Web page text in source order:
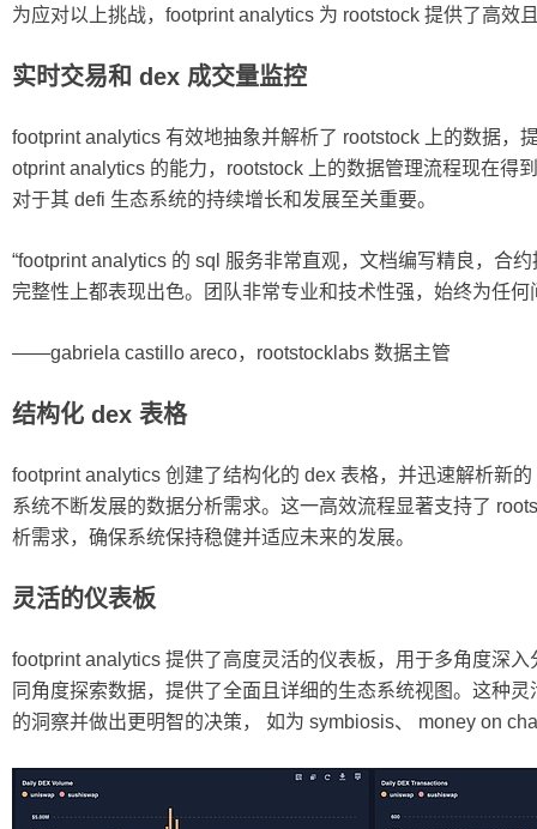
为应对以上挑战，footprint analytics 为 rootstock 提供了高效
实时交易和 dex 成交量监控
footprint analytics 有效地抽象并解析了 rootstock 上的数据，
otprint analytics 的能力，rootstock 上的数据管理流程现在得
对于其 defi 生态系统的持续增长和发展至关重要。
“footprint analytics 的 sql 服务非常直观，文档编写精良，合
完整性上都表现出色。团队非常专业和技术性强，始终为任
——gabriela castillo areco，rootstocklabs 数据主管
结构化 dex 表格
footprint analytics 创建了结构化的 dex 表格，并迅速解析新
系统不断发展的数据分析需求。这一高效流程显著支持了
析需求，确保系统保持稳健并适应未来的发展。
灵活的仪表板
footprint analytics 提供了高度灵活的仪表板，用于多角度深
同角度探索数据，提供了全面且详细的生态系统视图。这种
的洞察并做出更明智的决策， 如为 symbiosis、 money on